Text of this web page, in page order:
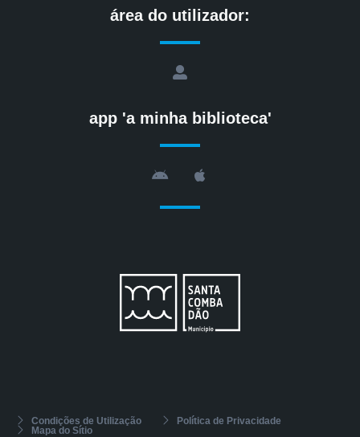
b
o
k
-
área do utilizador:
U
s
-
l
app 'a minha biblioteca'
A
n
r
A
p
l
Condições de Utilização
Política de Privacidade
Mapa do Sítio